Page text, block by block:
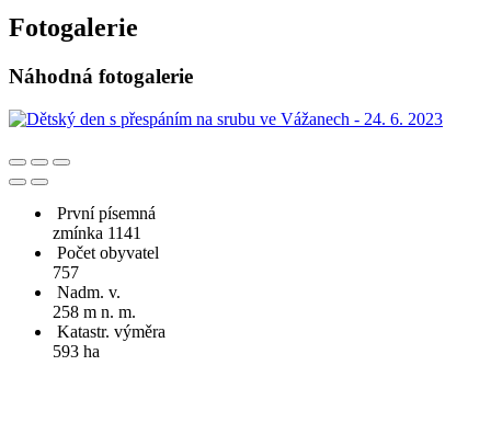
Fotogalerie
Náhodná fotogalerie
První písemná
zmínka 1141
Počet obyvatel
757
Nadm. v.
258 m n. m.
Katastr. výměra
593 ha